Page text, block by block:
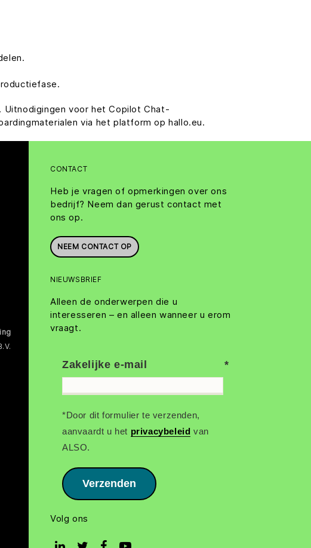
Uitnodigingen voor het Copilot Chat-
via het platform op hallo.eu.
CONTACT
Heb je vragen of opmerkingen over ons
bedrijf? Neem dan gerust contact met
ons op.
NEEM CONTACT OP
NIEUWSBRIEF
Alleen de onderwerpen die u
interesseren – en alleen wanneer u erom
vraagt.
Zakelijke e-mail
*Door dit formulier te verzenden,
aanvaardt u het privacybeleid van
ALSO.
Verzenden
Volg ons